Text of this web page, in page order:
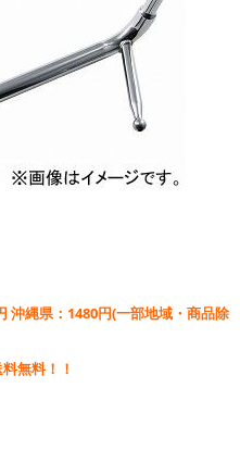
沖縄県：1480円(一部地域・商品除
無料！！